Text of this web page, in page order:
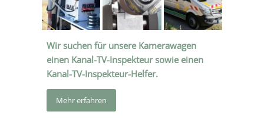
Wir suchen für unsere Kamerawagen
einen Kanal-TV-Inspekteur sowie einen
Kanal-TV-Inspekteur-Helfer.
Mehr erfah­ren